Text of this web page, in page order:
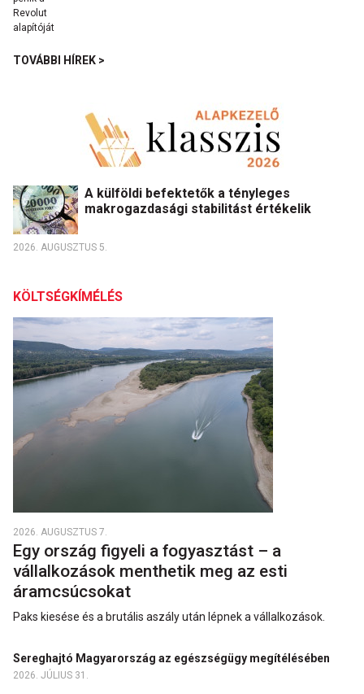
TOVÁBBI HÍREK >
A külföldi befektetők a tényleges
makrogazdasági stabilitást értékelik
2026. AUGUSZTUS 5.
KÖLTSÉGKÍMÉLÉS
2026. AUGUSZTUS 7.
Egy ország figyeli a fogyasztást – a
vállalkozások menthetik meg az esti
áramcsúcsokat
Paks kiesése és a brutális aszály után lépnek a vállalkozások.
Sereghajtó Magyarország az egészségügy megítélésében
2026. JÚLIUS 31.